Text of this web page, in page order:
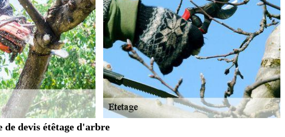
de devis étêtage d'arbre